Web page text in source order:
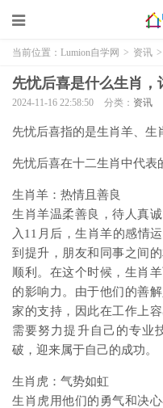
当前位置： Lumion自学网 > 资讯 >
先忧后喜是什么生肖
2024-11-16 22:58:50 分类： 资讯
先忧后喜指的是生肖羊、生
先忧后喜在十二生肖中代表
生肖羊：热情且善良
生肖羊温柔善良，待人真
入11月后，生肖羊的感情
到提升，朋友和同事之间
顺利。在这个时候，生肖
的影响力。由于他们的善
家的支持，因此在工作上
需要努力提升自己的专业
破，迎来属于自己的成功。
生肖虎：气势如虹
生肖虎用他们的勇气和决